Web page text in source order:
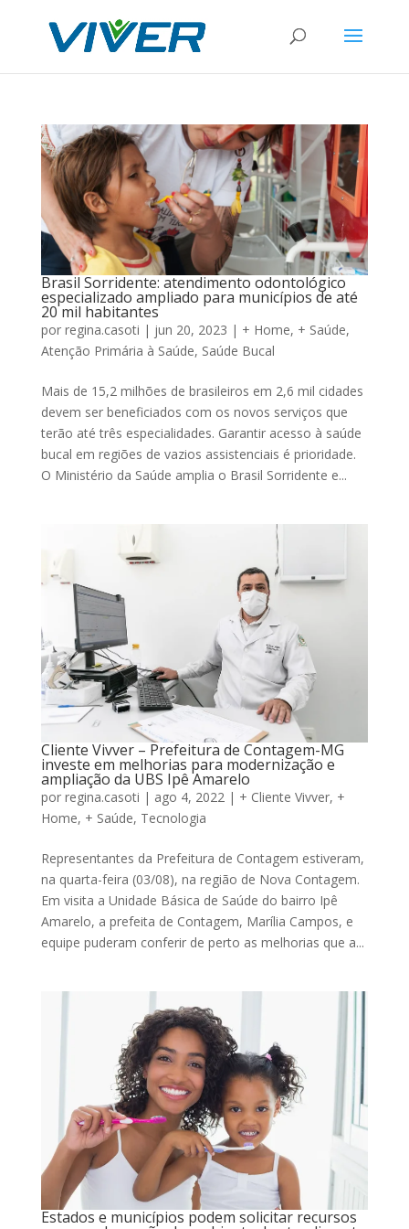
Brasil Sorridente: atendimento odontológico
especializado ampliado para municípios de até
20 mil habitantes
por regina.casoti | jun 20, 2023 | + Home, + Saúde,
Atenção Primária à Saúde, Saúde Bucal
Mais de 15,2 milhões de brasileiros em 2,6 mil cidades
devem ser beneficiados com os novos serviços que
terão até três especialidades. Garantir acesso à saúde
bucal em regiões de vazios assistenciais é prioridade.
O Ministério da Saúde amplia o Brasil Sorridente e...
Cliente Vivver – Prefeitura de Contagem-MG
investe em melhorias para modernização e
ampliação da UBS Ipê Amarelo
por regina.casoti | ago 4, 2022| + Cliente Vivver, +
Home, + Saúde, Tecnologia
Representantes da Prefeitura de Contagem estiveram,
na quarta-feira (03/08), na região de Nova Contagem.
Em visita a Unidade Básica de Saúde do bairro Ipê
Amarelo, a prefeita de Contagem, Marília Campos, e
equipe puderam conferir de perto as melhorias que a...
Estados e municípios podem solicitar recursos